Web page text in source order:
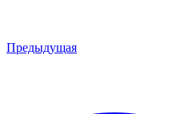
Предыдущая